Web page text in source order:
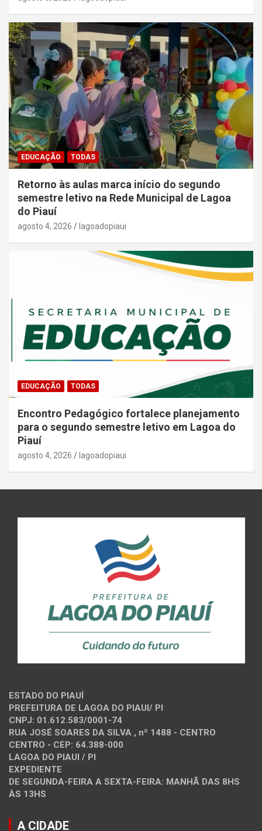
EDUCAÇÃO TODAS
Retorno às aulas marca início do segundo
semestre letivo na Rede Municipal de Lagoa
do Piauí
agosto 4, 2026 lagoadopiaui
EDUCAÇÃO TODAS
Encontro Pedagógico fortalece planejamento
para o segundo semestre letivo em Lagoa do
Piauí
agosto 4, 2026 lagoadopiaui
ESTADO DO PIAUÍ
PREFEITURA DE LAGOA DO PIAUI/ PI
CNPJ: 01.612.583/0001-74
RUA JOSÉ SOARES DA SILVA , nº 1488 - CENTRO
CENTRO - CEP: 64.388-000
LAGOA DO PIAUI / PI
EXPEDIENTE
DE SEGUNDA-FEIRA A SEXTA-FEIRA: MANHÃ DAS 8HS
ÀS 13HS
A CIDADE